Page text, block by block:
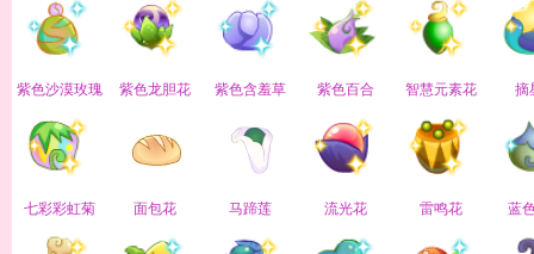
紫色沙漠玫瑰 紫色龙胆花 紫色含羞草 紫色百合 智慧元素花 摘
七彩彩虹菊 面包花 马蹄莲 流光花 雷鸣花 蓝